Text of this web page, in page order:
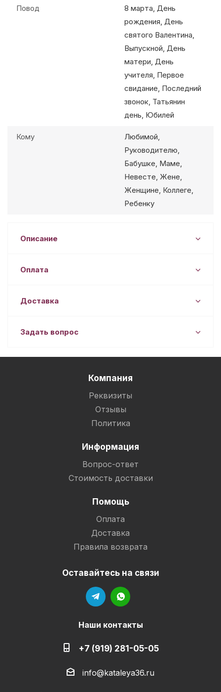
Повод
8 марта, День
рождения, День
святого Валентина,
Выпускной, День
матери, День
учителя, Первое
свидание, Последний
звонок, Татьянин
день, Юбилей
Кому
Любимой,
Руководителю,
Бабушке, Маме,
Невесте, Жене,
Женщине, Коллеге,
Ребенку
Описание
Оплата
Доставка
Задать вопрос
Компания
Реквизиты
Отзывы
Политика
Информация
Вопрос-ответ
Стоимость доставки
Помощь
Оплата
Доставка
Правила возврата
Оставайтесь на связи
Наши контакты
+7 (919) 281-05-05
info@kataleya36.ru